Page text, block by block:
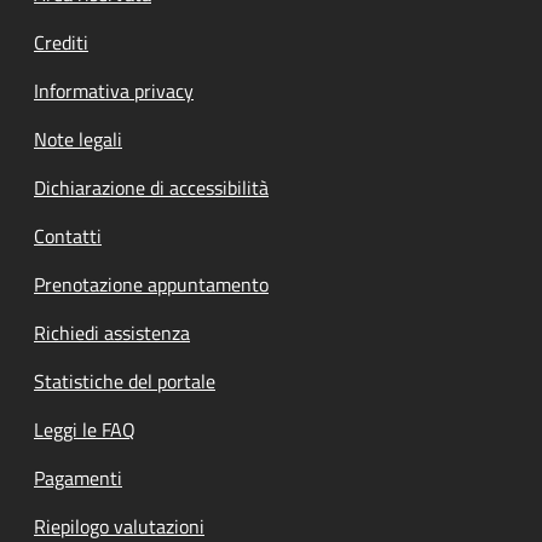
Crediti
Informativa privacy
Note legali
Dichiarazione di accessibilità
Contatti
Prenotazione appuntamento
Richiedi assistenza
Statistiche del portale
Leggi le FAQ
Pagamenti
Riepilogo valutazioni